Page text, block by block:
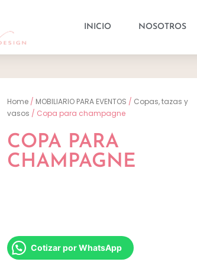
INICIO NOSOTROS
Home / MOBILIARIO PARA EVENTOS / Copas, tazas y
vasos / Copa para champagne
COPA PARA
CHAMPAGNE
Cotizar por WhatsApp